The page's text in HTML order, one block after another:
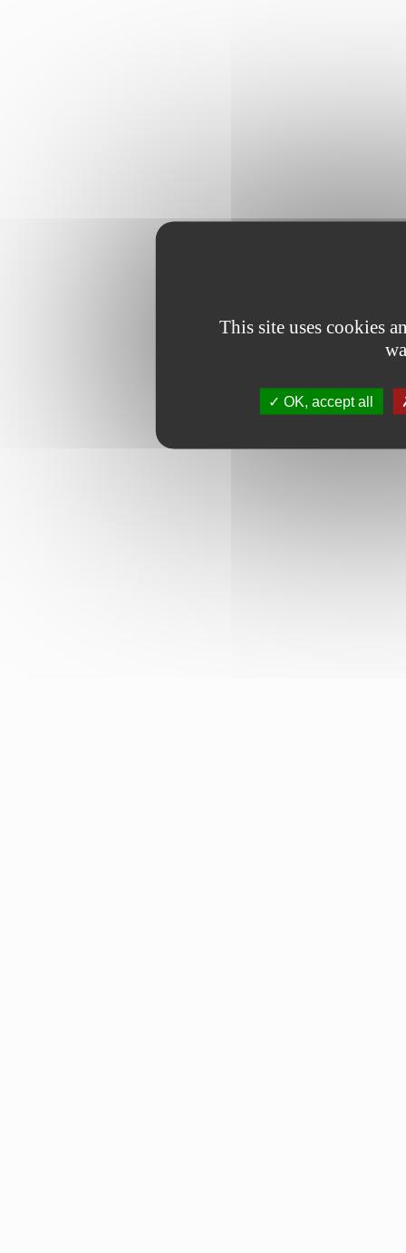
This site uses cookies
OK, accept all